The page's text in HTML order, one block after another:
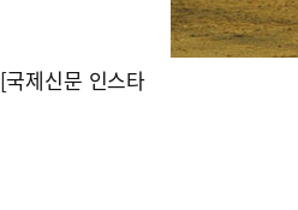
[국제신문 인스타